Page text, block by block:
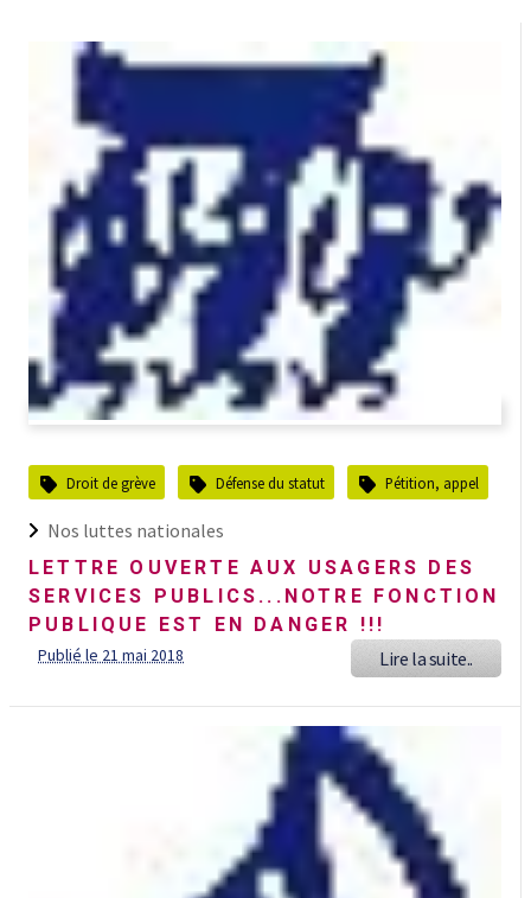
Droit de grève Défense du statut Pétition, appel
Nos luttes nationales
LETTRE OUVERTE AUX USAGERS DES
SERVICES PUBLICS...NOTRE FONCTION
PUBLIQUE EST EN DANGER !!!
Publié le 21 mai 2018 Lire la suite..